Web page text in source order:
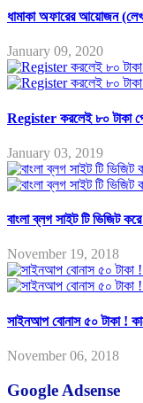
ধামাকা অফারের আয়োজন
January 09, 2020
Register করলেই ৮০ টাকা
January 03, 2019
বাংলা ব্লগ সাইট টি ভিজিট
November 19, 2018
সাইনআপ বোনাস ৫০ টাকা !
November 06, 2018
Google Adsense